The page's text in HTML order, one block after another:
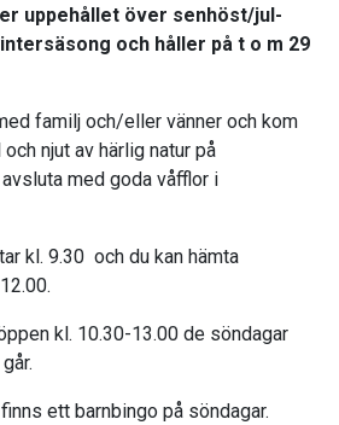
uppehållet över senhöst/jul-
och håller på t o m 29
familj och/eller vänner och kom
njut av härlig natur på
med goda våfflor i
kl. 9.30 och du kan hämta
kl. 10.30-13.00 de söndagar
ett barnbingo på söndagar.